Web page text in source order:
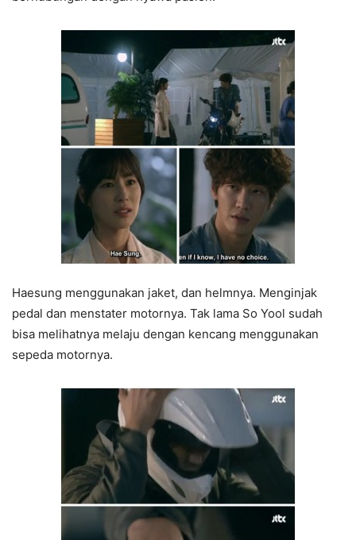
Haesung menggunakan jaket, dan helmnya. Menginjak
pedal dan menstater motornya. Tak lama So Yool sudah
bisa melihatnya melaju dengan kencang menggunakan
sepeda motornya.